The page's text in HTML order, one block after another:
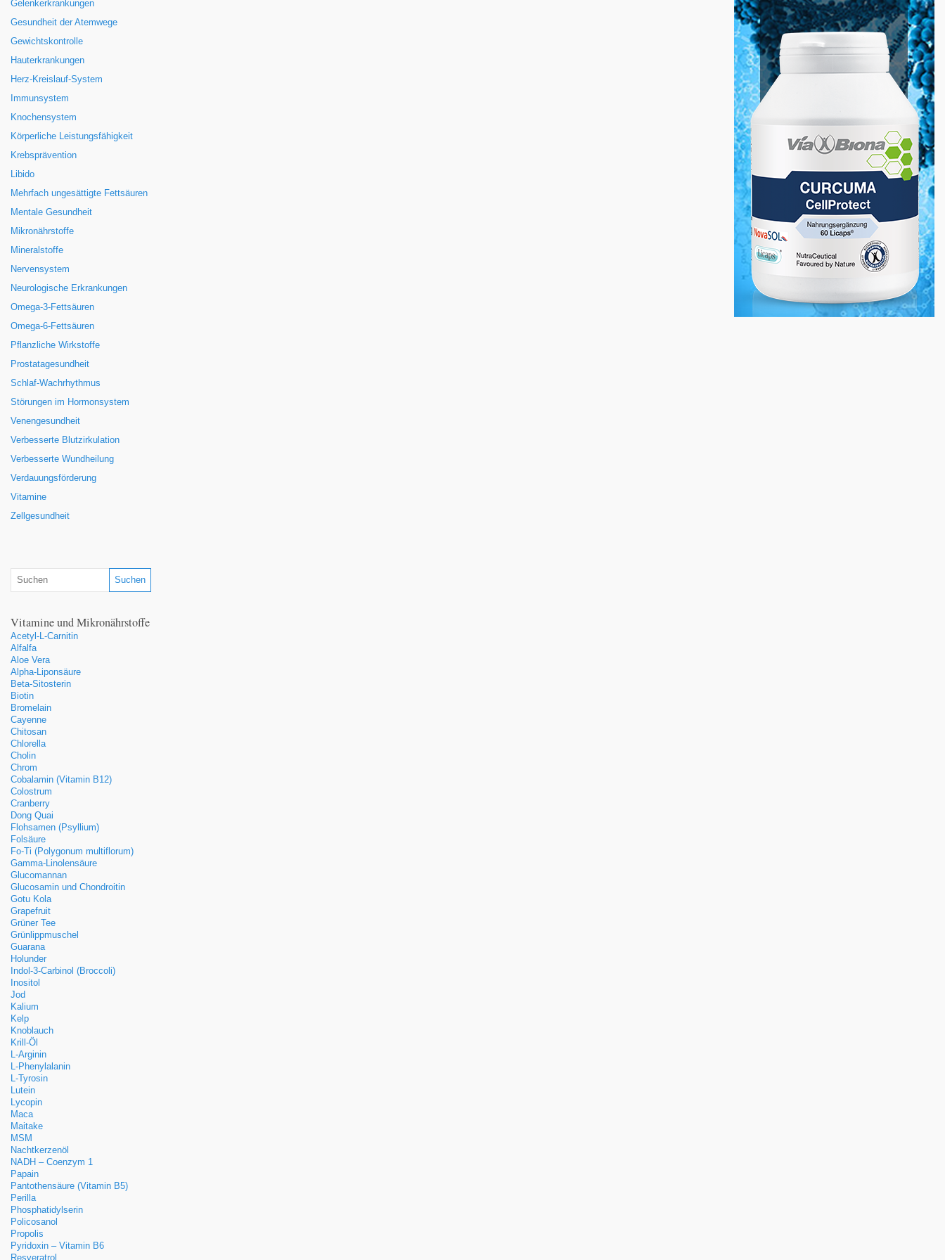
Gelenkerkrankungen
Gesundheit der Atemwege
Gewichtskontrolle
Hauterkrankungen
Herz-Kreislauf-System
Immunsystem
Knochensystem
Körperliche Leistungsfähigkeit
Krebsprävention
Libido
Mehrfach ungesättigte Fettsäuren
Mentale Gesundheit
Mikronährstoffe
Mineralstoffe
Nervensystem
Neurologische Erkrankungen
Omega-3-Fettsäuren
Omega-6-Fettsäuren
Pflanzliche Wirkstoffe
Prostatagesundheit
Schlaf-Wachrhythmus
Störungen im Hormonsystem
Venengesundheit
Verbesserte Blutzirkulation
Verbesserte Wundheilung
Verdauungsförderung
Vitamine
Zellgesundheit
Vitamine und Mikronährstoffe
Acetyl-L-Carnitin
Alfalfa
Aloe Vera
Alpha-Liponsäure
Beta-Sitosterin
Biotin
Bromelain
Cayenne
Chitosan
Chlorella
Cholin
Chrom
Cobalamin (Vitamin B12)
Colostrum
Cranberry
Dong Quai
Flohsamen (Psyllium)
Folsäure
Fo-Ti (Polygonum multiflorum)
Gamma-Linolensäure
Glucomannan
Glucosamin und Chondroitin
Gotu Kola
Grapefruit
Grüner Tee
Grünlippmuschel
Guarana
Holunder
Indol-3-Carbinol (Broccoli)
Inositol
Jod
Kalium
Kelp
Knoblauch
Krill-Öl
L-Arginin
L-Phenylalanin
L-Tyrosin
Lutein
Lycopin
Maca
Maitake
MSM
Nachtkerzenöl
NADH – Coenzym 1
Papain
Pantothensäure (Vitamin B5)
Perilla
Phosphatidylserin
Policosanol
Propolis
Pyridoxin – Vitamin B6
Resveratrol